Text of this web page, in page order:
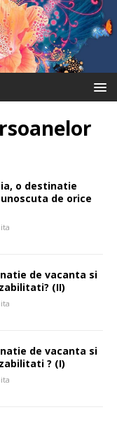
o destinatie
de orice
de vacanta si
(II)
de vacanta si
? (I)